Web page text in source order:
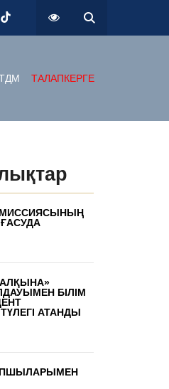
ТАЛАПКЕРГЕ
БІЛІМ
АТАНДЫ